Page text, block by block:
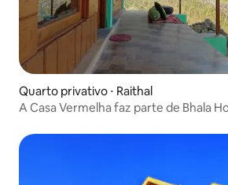
Quarto privativo ⋅ Raithal
A Casa Vermelha faz parte de Bhala